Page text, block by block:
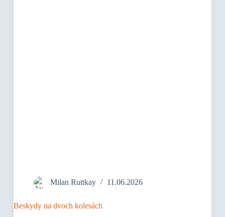
Milan Ruttkay 11.06.2026
Beskydy na dvoch kolesách